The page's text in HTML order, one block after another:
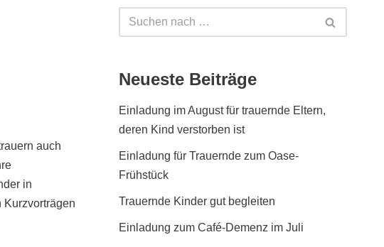
auch
in
Neueste Beiträge
Einladung im August für trauernde Eltern,
deren Kind verstorben ist
Einladung für Trauernde zum Oase-
Frühstück
Trauernde Kinder gut begleiten
Einladung zum Café-Demenz im Juli